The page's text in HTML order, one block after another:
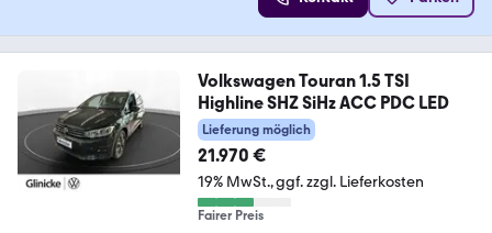
Volkswagen Touran 1.5 TSI
Highline SHZ SiHz ACC PDC LED
Lieferung möglich
21.970 €
19% MwSt. ggf. zzgl. Lieferkosten
Fairer Preis